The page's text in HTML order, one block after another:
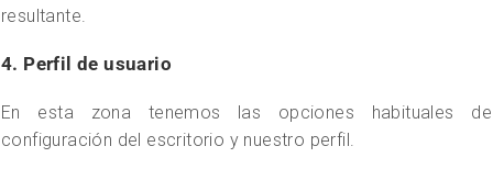
resultante.
4. Perfil de usuario
En esta zona tenemos las opciones habituales de
configuración del escritorio y nuestro perfil.